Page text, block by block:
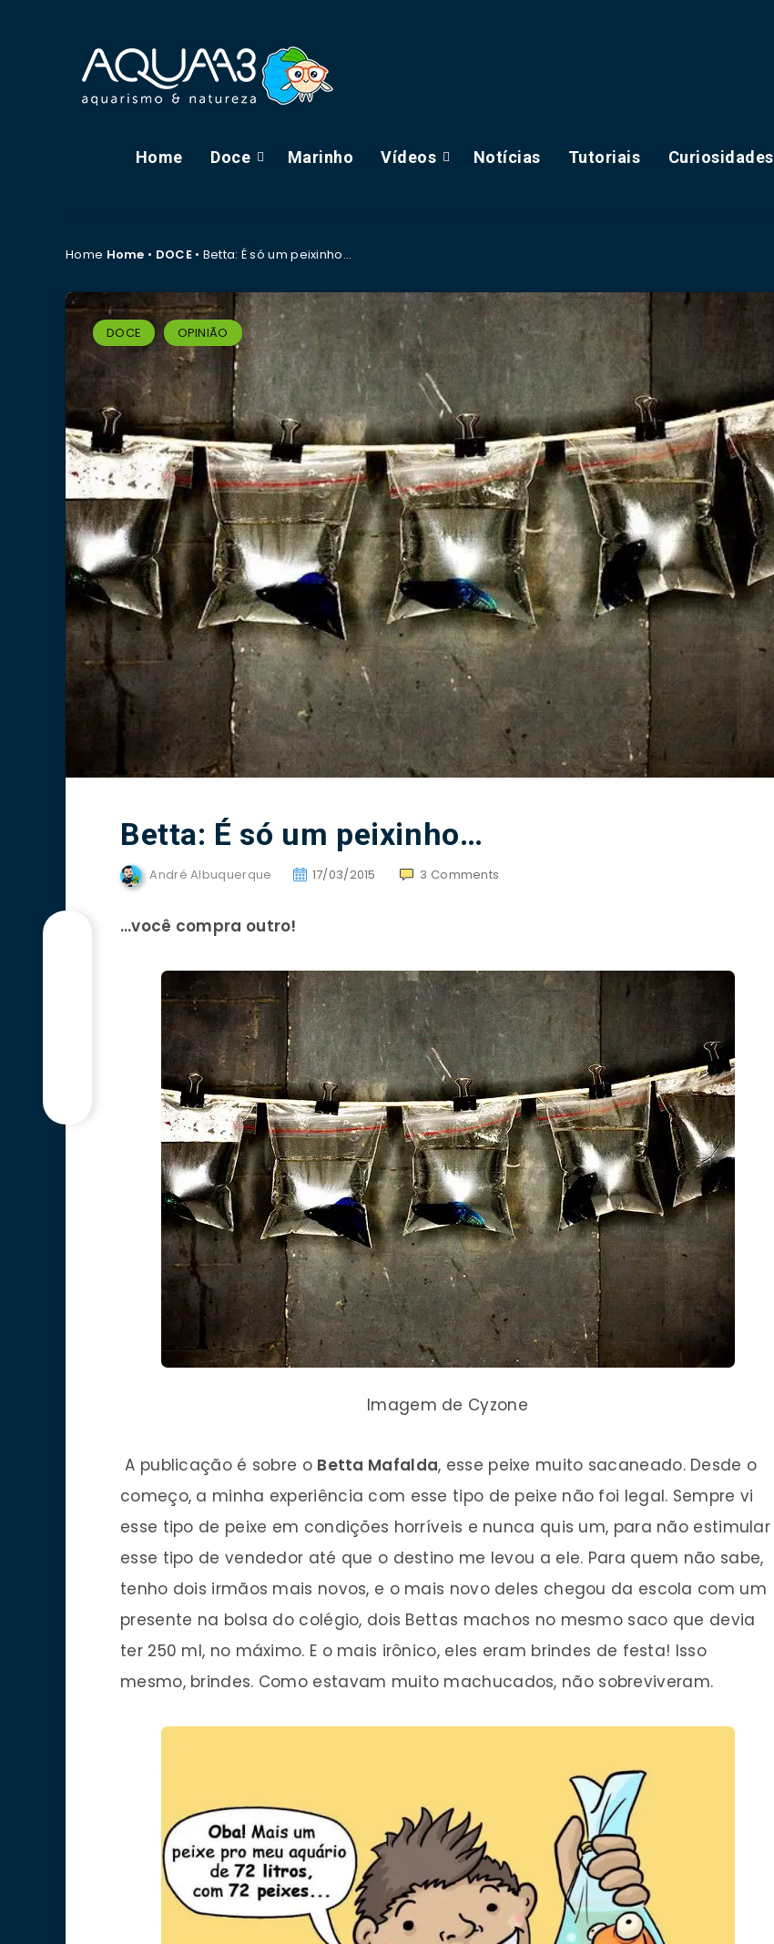
Home Doce Marinho Vídeos Notícias Tutoriais Curiosidades
Home Home • DOCE• Betta: É só um peixinho…
DOCE OPINIÃO
Betta: É só um peixinho…
André Albuquerque 17/03/2015 3 Comments
…você compra outro!
Imagem de Cyzone
A publicação é sobre o Betta Mafalda, esse peixe muito sacaneado. Desde o
começo, a minha experiência com esse tipo de peixe não foi legal. Sempre vi
esse tipo de peixe em condições horríveis e nunca quis um, para não estimular
esse tipo de vendedor até que o destino me levou a ele. Para quem não sabe,
tenho dois irmãos mais novos, e o mais novo deles chegou da escola com um
presente na bolsa do colégio, dois Bettas machos no mesmo saco que devia
ter 250 ml, no máximo. E o mais irônico, eles eram brindes de festa! Isso
mesmo, brindes. Como estavam muito machucados, não sobreviveram.